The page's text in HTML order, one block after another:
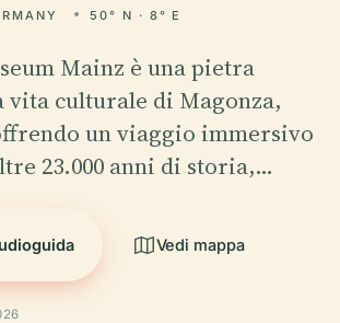
50° N · 8° E
Mainz è una pietra
culturale di Magonza,
un viaggio immersivo
23.000 anni di storia,…
Vedi mappa